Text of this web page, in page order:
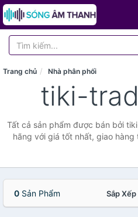
Trang chủ Nhà phân phối
tiki-
Tất cả sản phẩm được bán bởi
hãng với giá tốt nhất, giao hàng
0 Sản Phẩm Sắp